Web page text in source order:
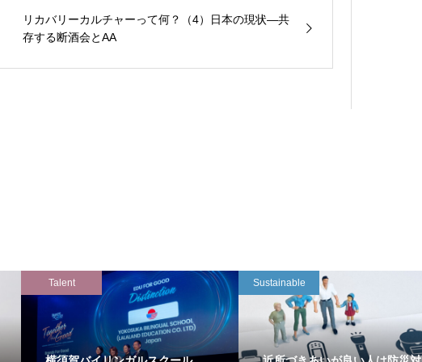
リカバリーカルチャーって何？（4）日本の現状―共
存する断酒会とAA
Talent Sustainable